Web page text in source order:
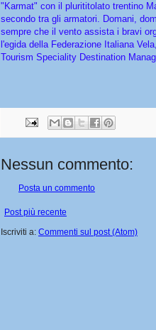
"Karmat" con il plurititolato trentino
secondo tra gli armatori. Domani,
sempre che il vento assista i bravi
l'egida della Federazione Italiana
Tourism Speciality Destination
Nessun commento:
Posta un commento
Post più recente
Iscriviti a: Commenti sul post (Atom)